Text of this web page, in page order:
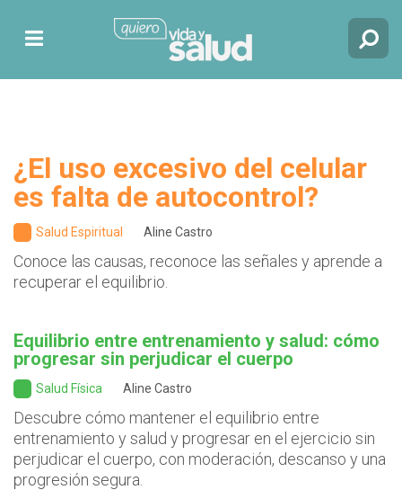
¿El uso excesivo del celular
es falta de autocontrol?
Salud Espiritual Aline Castro
Conoce las causas, reconoce las señales y aprende a
recuperar el equilibrio.
Equilibrio entre entrenamiento y salud: cómo
progresar sin perjudicar el cuerpo
Salud Física Aline Castro
Descubre cómo mantener el equilibrio entre
entrenamiento y salud y progresar en el ejercicio sin
perjudicar el cuerpo, con moderación, descanso y una
progresión segura.